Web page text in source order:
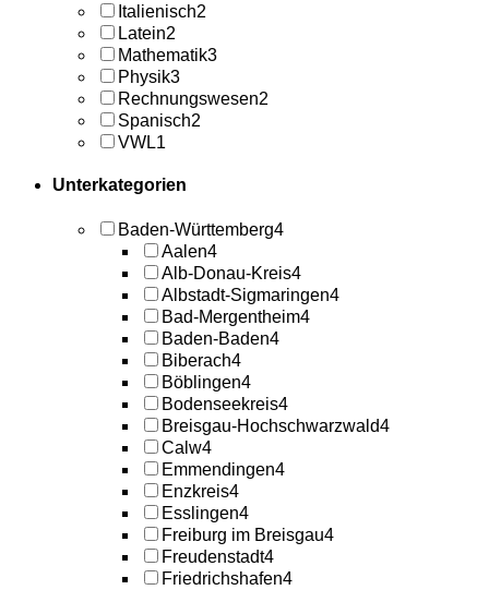
Italienisch2
Latein2
Mathematik3
Physik3
Rechnungswesen2
Spanisch2
VWL1
Unterkategorien
Baden-Württemberg4
Aalen4
Alb-Donau-Kreis4
Albstadt-Sigmaringen4
Bad-Mergentheim4
Baden-Baden4
Biberach4
Böblingen4
Bodenseekreis4
Breisgau-Hochschwarzwald4
Calw4
Emmendingen4
Enzkreis4
Esslingen4
Freiburg im Breisgau4
Freudenstadt4
Friedrichshafen4